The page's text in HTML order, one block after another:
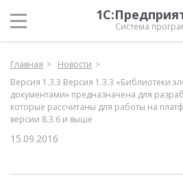
Система
Главная
Новости
Версия 1.3.3 Версия 1.3.3 «Библиотеки
документами» предназначена для
которые рассчитаны для работы на
версии 8.3.6 и выше
15.09.2016